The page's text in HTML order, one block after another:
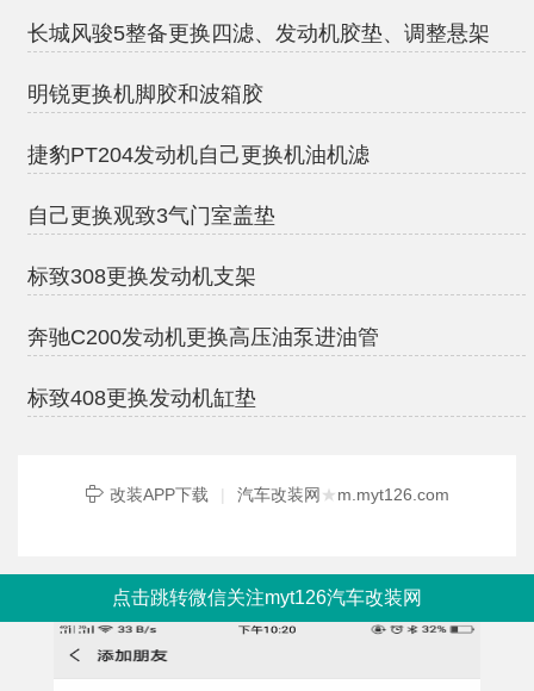
长城风骏5整备更换四滤、发动机胶垫、调整悬架
明锐更换机脚胶和波箱胶
捷豹PT204发动机自己更换机油机滤
自己更换观致3气门室盖垫
标致308更换发动机支架
奔驰C200发动机更换高压油泵进油管
标致408更换发动机缸垫
改装APP下载 | 汽车改装网★m.myt126.com
点击跳转微信关注myt126汽车改装网